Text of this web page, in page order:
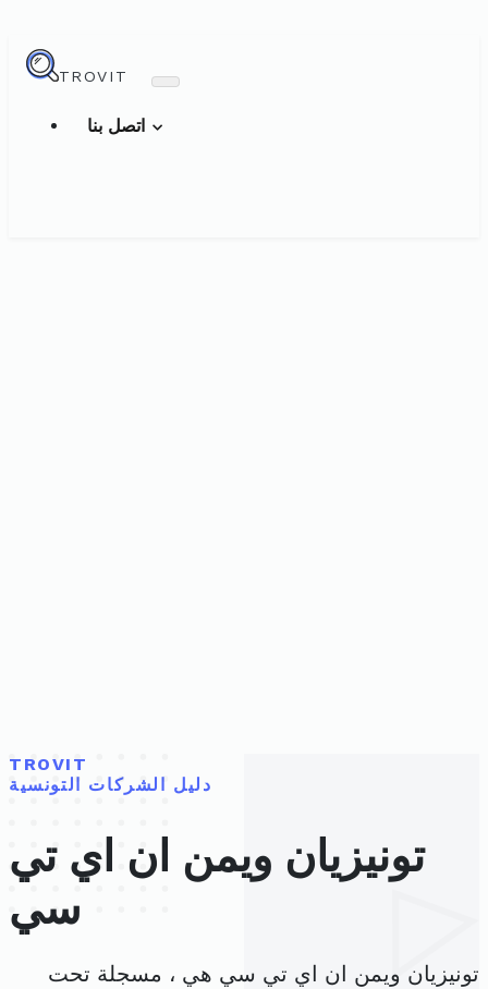
TROVIT
TROVIT
دليل الشركات التونسية
تونيزيان ويمن ان اي تي
سي
تونيزيان ويمن ان اي تي سي هي ، مسجلة تحت